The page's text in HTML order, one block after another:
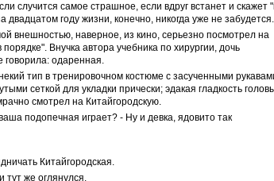
случится самое страшное, если вдруг встанет и скажет
двадцатом году жизни, конечно, никогда уже не забудется.
внешностью, наверное, из кино, серьезно посмотрел на
Внучка автора учебника по хирургии, дочь
говорила: одаренная.
тип в тренировочном костюме с засученными
сеткой для укладки прически; эдакая гладкость
смотрел на Китайгородскую.
подопечная играет? - Ну и девка, ядовито так
Китайгородская.
тут же оглянулся.